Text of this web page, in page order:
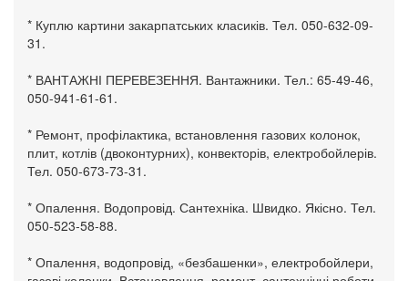
* Куплю картини закарпатських класиків. Тел. 050-632-09-
31.
* ВАНТАЖНІ ПЕРЕВЕЗЕННЯ. Вантажники. Тел.: 65-49-46,
050-941-61-61.
* Ремонт, профілактика, встановлення газових колонок,
плит, котлів (двоконтурних), конвекторів, електробойлерів.
Тел. 050-673-73-31.
* Опалення. Водопровід. Сантехніка. Швидко. Якісно. Тел.
050-523-58-88.
* Опалення, водопровід, «безбашенки», електробойлери,